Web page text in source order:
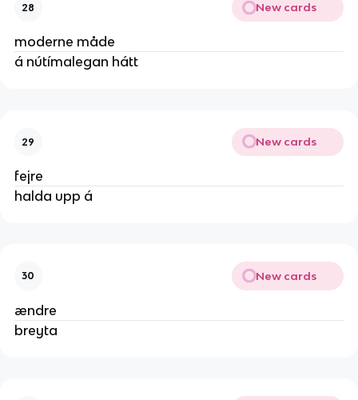
28 New cards
moderne måde
á nútímalegan hátt
29 New cards
fejre
halda upp á
30 New cards
ændre
breyta